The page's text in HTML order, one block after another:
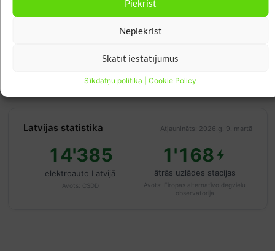
Piekrist
Nepiekrist
Skatīt iestatījumus
Sīkdatņu politika | Cookie Policy
Norādītā cena ir Nord Pool nākamās dienas vairumtirdzniecības cena bez
Latvijas statistika Atjaunināts: 2026.g. 9. martā
14'385
elektroauto Latvijā
Avots: CSDD
1'168
ātrās uzlādes stacijas
Avots: Eiropas alternatīvo degvielu
observatorija